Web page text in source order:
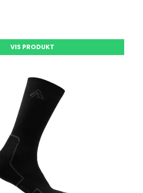
VIS PRODUKT